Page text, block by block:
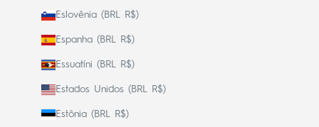
Eslovênia (BRL R$)
Espanha (BRL R$)
Essuatíni (BRL R$)
Estados Unidos (BRL R$)
Estônia (BRL R$)